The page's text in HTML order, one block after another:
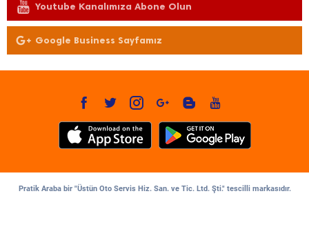
Youtube Kanalımıza Abone Olun
Google Business Sayfamız
Pratik Araba bir "Üstün Oto Servis Hiz. San. ve Tic. Ltd. Şti." tescilli markasıdır.